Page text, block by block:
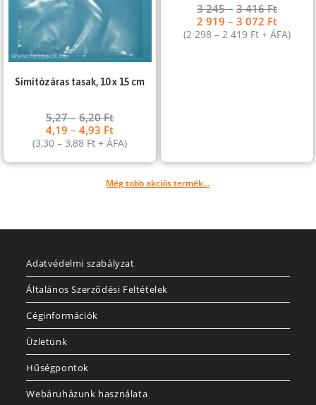
Simítózáras tasak, 10 x 15 cm
5,27–6,20Ft
4,19–4,93 Ft
(3,30–3,88 Ft + ÁFA)
3 245–3 416Ft
2 919–3 072 Ft
(2 298– 2 419 Ft + ÁFA)
Még több akciós termék...
Adatvédelmi szabályzat
Általános Szerződési Feltételek
Céginformációk
Üzletünk
Hűségpontok
Webáruházunk használata